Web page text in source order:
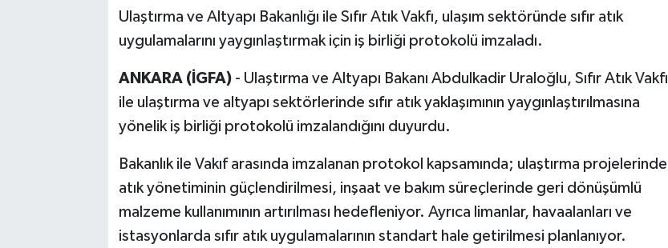
Ulaştırma ve Altyapı Bakanlığı ile Sıfır Atık Vakfı, ulaşım sektöründe sıfır atık
uygulamalarını yaygınlaştırmak için iş birliği protokolü imzaladı.
ANKARA (İGFA) - Ulaştırma ve Altyapı Bakanı Abdulkadir Uraloğlu, Sıfır Atık Vakfı
ile ulaştırma ve altyapı sektörlerinde sıfır atık yaklaşımının yaygınlaştırılmasına
yönelik iş birliği protokolü imzalandığını duyurdu.
Bakanlık ile Vakıf arasında imzalanan protokol kapsamında; ulaştırma projelerinde
atık yönetiminin güçlendirilmesi, inşaat ve bakım süreçlerinde geri dönüşümlü
malzeme kullanımının artırılması hedefleniyor. Ayrıca limanlar, havaalanları ve
istasyonlarda sıfır atık uygulamalarının standart hale getirilmesi planlanıyor.